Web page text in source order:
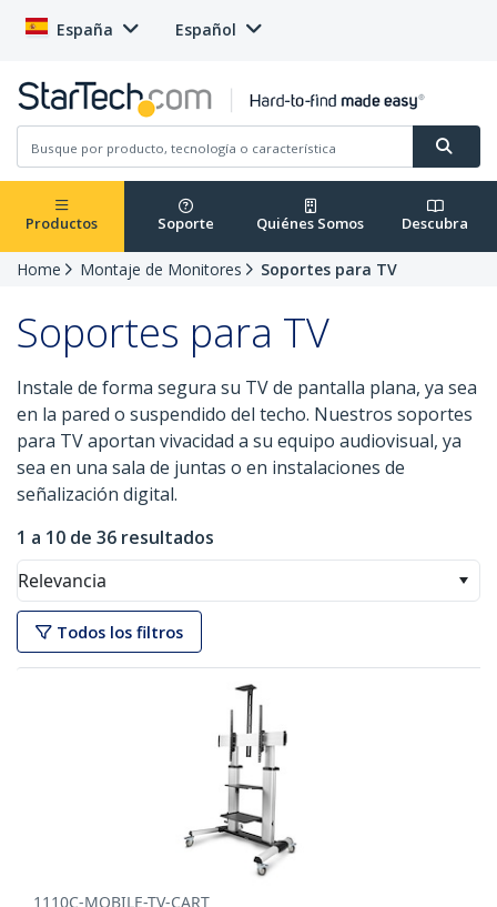
España Español
Productos Soporte Quiénes Somos Descubra
Home Montaje de Monitores Soportes para TV
Soportes para TV
Instale de forma segura su TV de pantalla plana, ya sea
en la pared o suspendido del techo. Nuestros soportes
para TV aportan vivacidad a su equipo audiovisual, ya
sea en una sala de juntas o en instalaciones de
señalización digital.
1 a 10 de 36 resultados
Relevancia
Todos los filtros
1110C-MOBILE-TV-CART